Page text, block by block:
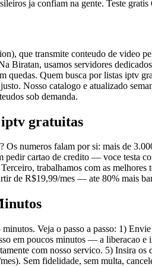
ja confiam na gente. Teste gratis
que transmite conteudo de video
Biratan, usamos servidores
quedas. Quem busca por listas
Nosso catalogo e atualizado
sob demanda.
gratuitas
numeros falam por si: mais de
cartao de credito — voce testa
trabalhamos com as
de R$19,99/mes — ate 80% mais
Veja o passo a passo: 1)
em poucos minutos — a liberacao
com nosso servico. 5) Insira os
Sem fidelidade, sem multa,